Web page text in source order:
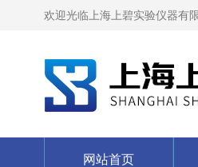
欢迎光临上海上碧实验仪器有
网站首页